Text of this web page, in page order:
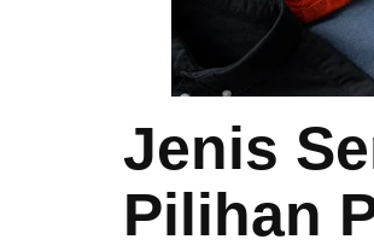
Jenis
Pilihan